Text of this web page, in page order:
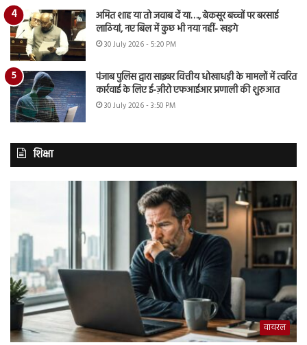
अमित शाह या तो जवाब दें या…., बेकसूर बच्चों पर बरसाई
लाठियां, नए बिल में कुछ भी नया नहीं- खड़गे
30 July 2026 - 5:20 PM
पंजाब पुलिस द्वारा साइबर वित्तीय धोखाधड़ी के मामलों में त्वरित
कार्रवाई के लिए ई-ज़ीरो एफआईआर प्रणाली की शुरुआत
30 July 2026 - 3:50 PM
शिक्षा
वायरल